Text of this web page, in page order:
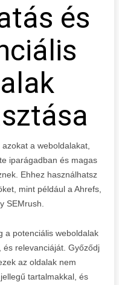
és
a weboldalakat,
iparágadban és magas
Ehhez használhatsz
mint például a Ahrefs,
SEMrush.
a potenciális weboldalak
relevanciáját. Győződj
az oldalak nem
tartalmakkal, és